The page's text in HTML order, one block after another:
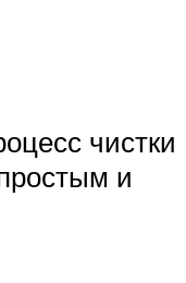
чистки
и